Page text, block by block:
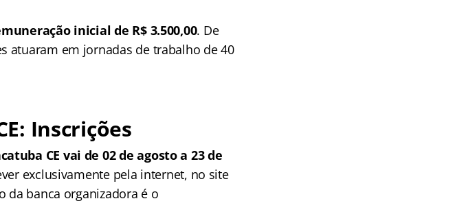
inicial de R$ 3.500,00. De
atuaram em jornadas de trabalho de 40
Inscrições
CE vai de 02 de agosto a 23 de
exclusivamente pela internet, no site
da banca organizadora é o